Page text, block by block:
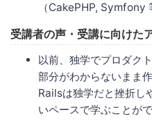
（CakePHP, Symfony
受講者の声・受講に向けた
以前、独学でプロダク
部分がわからないまま
Railsは独学だと挫折し
いペースで学ぶことがで